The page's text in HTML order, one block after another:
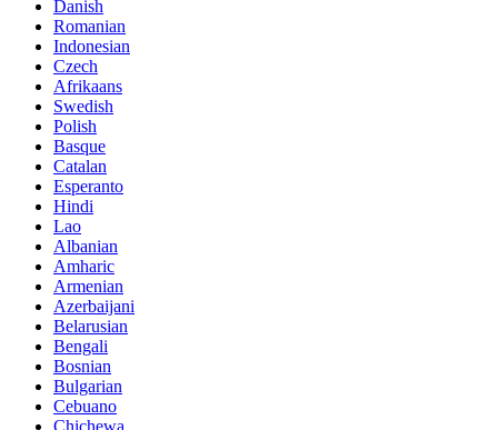
Danish
Romanian
Indonesian
Czech
Afrikaans
Swedish
Polish
Basque
Catalan
Esperanto
Hindi
Lao
Albanian
Amharic
Armenian
Azerbaijani
Belarusian
Bengali
Bosnian
Bulgarian
Cebuano
Chichewa